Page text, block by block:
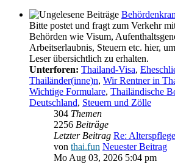
Bitte postet und fragt zum Verkehr
Behörden wie Visum,
Arbeitserlaubnis, Steuern etc. hier,
Leser übersichtlich zu erhalten.
Unterforen: Thailand-Visa,
Thailänder(inne)n, Wir Rentner in
Wichtige Formulare, Thailändische
Deutschland, Steuern und Zölle
304 Themen
2256 Beiträge
Letzter Beitrag Re:
von thai.fun Neuester Beitrag
Mo Aug 03, 2026 5:04 pm